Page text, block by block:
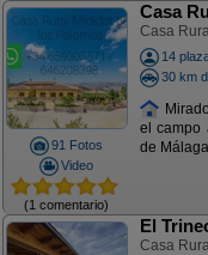
91 Fotos
Video
(1 comentario)
Casa
Casa
14
30 km
el campo
de
El
Casa